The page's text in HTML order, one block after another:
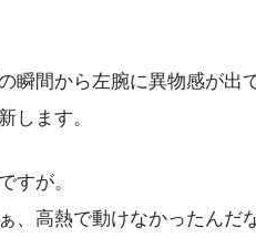
瞬間から左腕に異物感が出
します。
すが。
高熱で動けなかったんだ